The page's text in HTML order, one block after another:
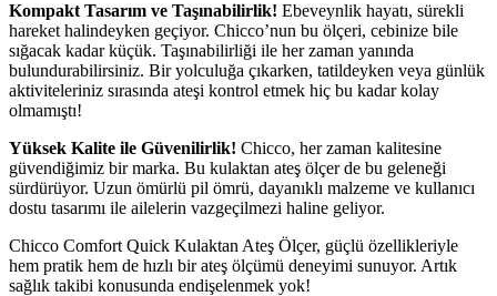
Kompakt Tasarım ve Taşınabilirlik! Ebeveynlik hayatı, sürekli
hareket halindeyken geçiyor. Chicco’nun bu ölçeri, cebinize bile
sığacak kadar küçük. Taşınabilirliği ile her zaman yanında
bulundurabilirsiniz. Bir yolculuğa çıkarken, tatildeyken veya günlük
aktiviteleriniz sırasında ateşi kontrol etmek hiç bu kadar kolay
olmamıştı!
Yüksek Kalite ile Güvenilirlik! Chicco, her zaman kalitesine
güvendiğimiz bir marka. Bu kulaktan ateş ölçer de bu geleneği
sürdürüyor. Uzun ömürlü pil ömrü, dayanıklı malzeme ve kullanıcı
dostu tasarımı ile ailelerin vazgeçilmezi haline geliyor.
Chicco Comfort Quick Kulaktan Ateş Ölçer, güçlü özellikleriyle
hem pratik hem de hızlı bir ateş ölçümü deneyimi sunuyor. Artık
sağlık takibi konusunda endişelenmek yok!